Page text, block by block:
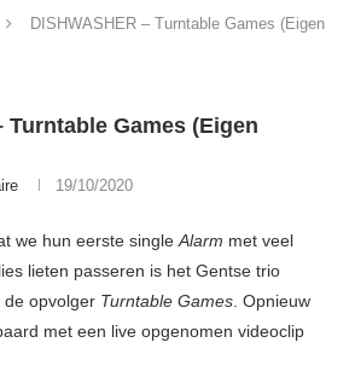
DISHWASHER – Turntable Games (Eigen
Turntable Games (Eigen
19/10/2020
we hun eerste singleAlarm met veel
lieten passeren is het Gentse trio
de opvolger Turntable Games. Opnieuw
met een live opgenomen videoclip